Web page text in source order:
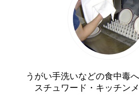
うがい手洗いなどの食中毒
スチュワード・キッチン